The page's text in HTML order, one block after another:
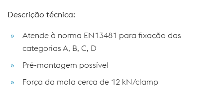
Descrição técnica:
Atende à norma EN13481 para fixação das
categorias A, B, C, D
Pré-montagem possível
Força da mola cerca de 12 kN/clamp